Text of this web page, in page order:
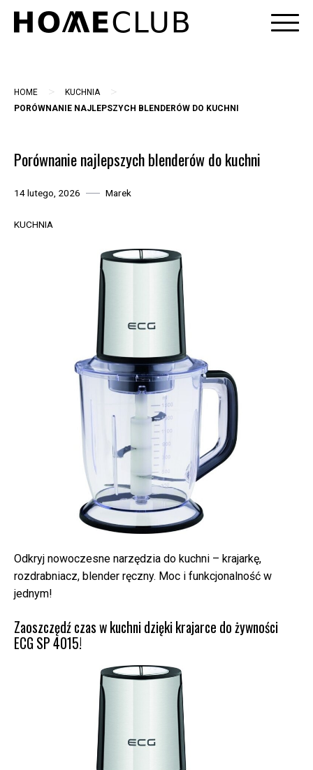
Skip
HOME > KUCHNIA >
PORÓWNANIE NAJLEPSZYCH BLENDERÓW DO KUCHNI
Porównanie najlepszych blenderów do kuchni
14 lutego, 2026 Marek
KUCHNIA
Odkryj nowoczesne narzędzia do kuchni – krajarkę,
rozdrabniacz, blender ręczny. Moc i funkcjonalność w
jednym!
Zaoszczędź czas w kuchni dzięki krajarce do żywności
ECG SP 4015!